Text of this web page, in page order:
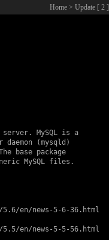
Home > Update [ 2 ]
MySQL is a
daemon (mysqld)
base package
MySQL files.
en/news-5-6-36.html
en/news-5-5-56.html